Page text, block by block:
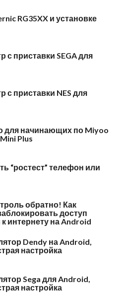
RG35XX и установке
с приставки SEGA для
с приставки NES для
для начинающих по Miyoo
Plus
“ростест” телефон или
обратно! Как
доступ
интернету на Android
Dendy на Android,
настройка
Sega для Android,
настройка